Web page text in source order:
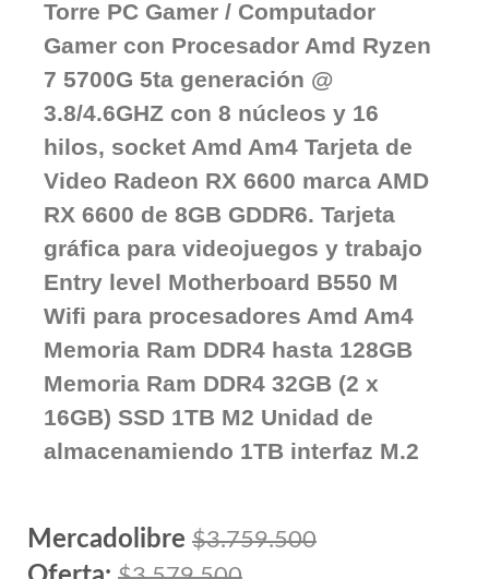
Torre PC Gamer / Computador
Gamer con Procesador Amd Ryzen
7 5700G 5ta generación @
3.8/4.6GHZ con 8 núcleos y 16
hilos, socket Amd Am4 Tarjeta de
Video Radeon RX 6600 marca AMD
RX 6600 de 8GB GDDR6. Tarjeta
gráfica para videojuegos y trabajo
Entry level Motherboard B550 M
Wifi para procesadores Amd Am4
Memoria Ram DDR4 hasta 128GB
Memoria Ram DDR4 32GB (2 x
almacenamiendo 1TB interfaz M.2